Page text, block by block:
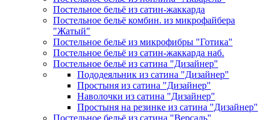
Постельное бельё из сатин-жаккарда
Постельное бельё комбин. из микрофайбера
"Жатый"
Постельное бельё из микрофибры "Готика"
Постельное бельё из сатин-жаккарда наб.
Постельное бельё из сатина "Дизайнер"
Пододеяльник из сатина "Дизайнер"
Простыня из сатина "Дизайнер"
Наволочки из сатина "Дизайнер"
Простыня на резинке из сатина "Дизайнер"
Постельное бельё из сатина "Версаль"